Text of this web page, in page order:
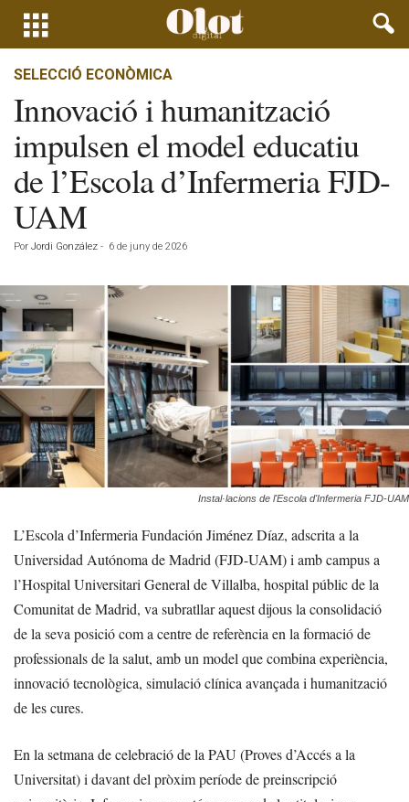
SELECCIÓ ECONÒMICA
Innovació i humanització
impulsen el model educatiu
de l’Escola d’Infermeria FJD-
UAM
Por Jordi González - 6 de juny de 2026
Instal·lacions de l'Escola d'Infermeria FJD-UAM
L’Escola d’Infermeria Fundación Jiménez Díaz, adscrita a la
Universidad Autónoma de Madrid (FJD-UAM) i amb campus a
l’Hospital Universitari General de Villalba, hospital públic de la
Comunitat de Madrid, va subratllar aquest dijous la consolidació
de la seva posició com a centre de referència en la formació de
professionals de la salut, amb un model que combina experiència,
innovació tecnològica, simulació clínica avançada i humanització
de les cures.
En la setmana de celebració de la PAU (Proves d’Accés a la
Universitat) i davant del pròxim període de preinscripció